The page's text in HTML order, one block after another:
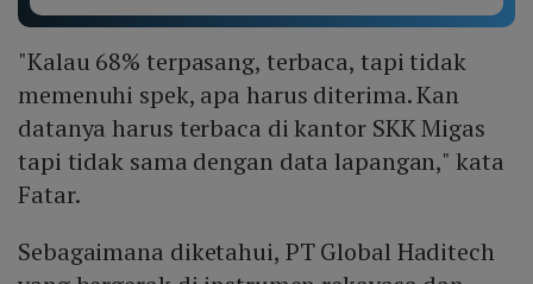
"Kalau 68% terpasang, terbaca, tapi tidak
memenuhi spek, apa harus diterima. Kan
datanya harus terbaca di kantor SKK Migas
tapi tidak sama dengan data lapangan," kata
Fatar.
Sebagaimana diketahui, PT Global Haditech